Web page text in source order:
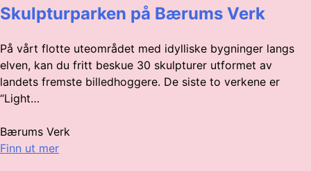
Skulpturparken på Bærums Verk
På vårt flotte uteområdet med idylliske bygninger langs
elven, kan du fritt beskue 30 skulpturer utformet av
landets fremste billedhoggere. De siste to verkene er
“Light…
Bærums Verk
Finn ut mer